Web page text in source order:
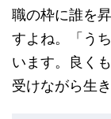
職の枠に誰を
すよね。「う
います。良く
受けながら生